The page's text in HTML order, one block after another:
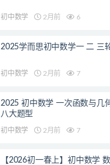
初中数学 2月前 6
2025学而思初中数学一 二 三
初中数学 2月前 7
2025 初中数学 一次函数与几
八大题型
初中数学 2月前 7
【2026初一春上】初中数学